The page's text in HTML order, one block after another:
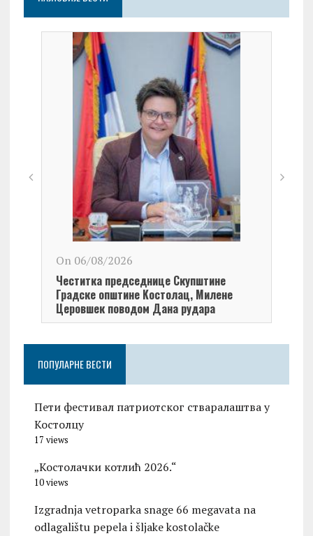
On 06/08/2026
Честитка председнице Скупштине
Градске општине Kостолац, Милене
Церовшек поводом Дана рудара
ПОПУЛАРНЕ ВЕСТИ
Пети фестивал патриотског стваралаштва у
Костолцу
17 views
„Костолачки котлић 2026.“
10 views
Izgradnja vetroparka snage 66 megavata na
odlagalištu pepela i šljake kostolačke